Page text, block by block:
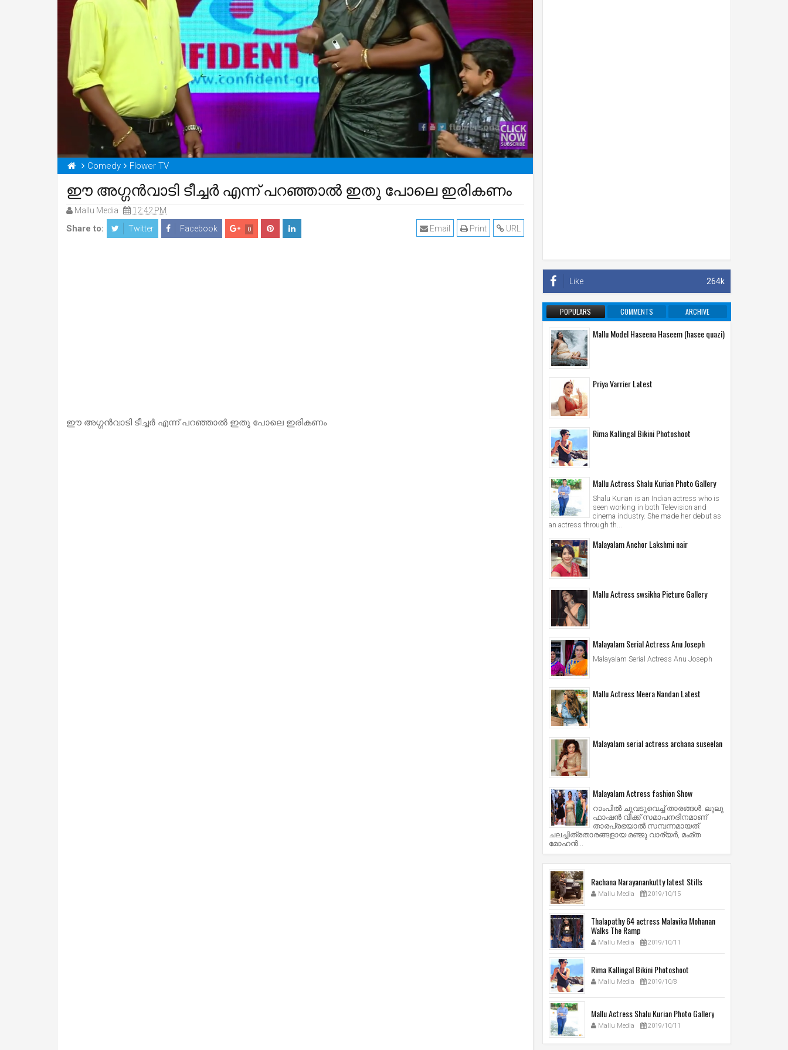
Comedy Flower TV
ഈ അഗ്ഗന്‍വാടി ടീച്ചര്‍ എന്ന് പറഞ്ഞാല്‍ ഇതു പോലെ ഇരികണം
Mallu Media 12:42 PM
Share to: Twitter Facebook 0 URL
Print
Email
ഈ അഗ്ഗന്‍വാടി ടീച്ചര്‍ എന്ന് പറഞ്ഞാല്‍ ഇതു പോലെ ഇരികണം
264k
Like
POPULARS COMMENTS ARCHIVE
Mallu Model Haseena Haseem (hasee quazi)
Priya Varrier Latest
Rima Kallingal Bikini Photoshoot
Mallu Actress Shalu Kurian Photo Gallery
Shalu Kurian is an Indian actress who is
seen working in both Television and
cinema industry. She made her debut as
an actress through th...
Malayalam Anchor Lakshmi nair
Mallu Actress swsikha Picture Gallery
Malayalam Serial Actress Anu Joseph
Malayalam Serial Actress Anu Joseph
Mallu Actress Meera Nandan Latest
Malayalam serial actress archana suseelan
Malayalam Actress fashion Show
റാംപില്‍ ചുവടുവെച്ച് താരങ്ങള്‍. ലുലു
ഫാഷന്‍ വീക്ക് സമാപനദിനമാണ്
താരപ്രഭയാല്‍ സമ്പന്നമായത്.
ചലച്ചിത്രതാരങ്ങളായ മഞ്ജു വാര്യര്‍, മംമ്ത
മോഹന്‍...
Rachana Narayanankutty latest Stills
Mallu Media 2019/10/15
Thalapathy 64 actress Malavika Mohanan
Walks The Ramp
Mallu Media 2019/10/11
Rima Kallingal Bikini Photoshoot
Mallu Media 2019/10/8
Mallu Actress Shalu Kurian Photo Gallery
Mallu Media 2019/10/11